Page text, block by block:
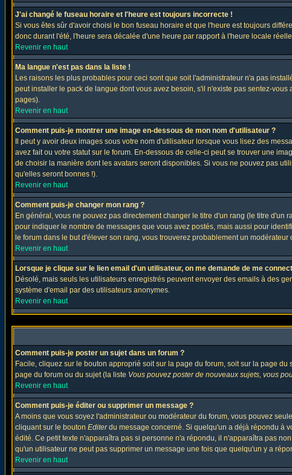
J'ai changé le fuseau horaire et l'heure est toujours incorrecte !
Si vous êtes sûr d'avoir choisi le bon fuseau horaire et que l'heure est toujours
donc durant l'été, l'heure sera décalée d'une heure par rapport à l'heure locale
Revenir en haut
Ma langue n'est pas dans la liste !
Les raisons les plus probables pour ceci sont que soit l'administrateur n'a pas
peut installer le pack de langue dont vous avez besoin, s'il n'existe pas sentez-
pages).
Revenir en haut
Comment puis-je montrer une image en-dessous de mon nom d'utilisateur ?
Il peut y avoir deux images sous votre nom d'utilisateur lorsque vous lisez des
avez fait ou votre statut sur le forum. En-dessous de celle-ci peut se trouver une
de choisir la manière dont les avatars seront disponibles. Si vous ne pouvez pas
qu'elles seront bonnes !).
Revenir en haut
Comment puis-je changer mon rang ?
En général, vous ne pouvez pas directement changer le titre d'un rang (le titre
pour indiquer le nombre de messages que vous avez postés, mais aussi pour
le forum dans le but d'élever son rang, vous trouverez probablement un
Revenir en haut
Lorsque je clique sur le lien email d'un utilisateur, on me demande de me
Désolé, mais seuls les utilisateurs enregistrés peuvent envoyer des emails à des
système d'email par des utilisateurs anonymes.
Revenir en haut
Comment puis-je poster un sujet dans un forum ?
Facile, cliquez sur le bouton approprié soit sur la page du forum, soit sur la page
page du forum ou du sujet (la liste Vous pouvez poster de nouveaux sujets, vous
Revenir en haut
Comment puis-je éditer ou supprimer un message ?
A moins que vous soyez l'administrateur ou modérateur du forum, vous pouvez
cliquant sur le bouton Editerdu message concerné. Si quelqu'un a déjà répondu à
édité. Ce petit texte n'apparaîtra pas si personne n'a répondu, il n'apparaîtra pas
qu'un utilisateur ne peut pas supprimer un message une fois que quelqu'un y a
Revenir en haut